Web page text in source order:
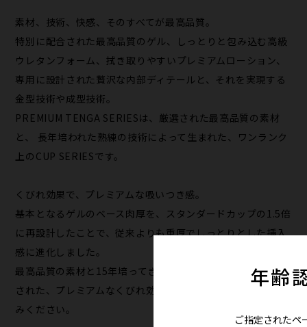
素材、技術、快感、そのすべてが最高品質。
特別に配合された最高品質のゲル、しっとりと包み込む高級
ウレタンフォーム、拭き取りやすいプレミアムローション、
専用に設計された贅沢な内部ディテールと、それを実現する
金型技術や成型技術。
PREMIUM TENGA SERIESは、厳選された最高品質の素材
と、 長年培われた熟練の技術によって生まれた、ワンランク
上のCUP SERIESです。
くびれ効果で、プレミアムな吸いつき感。
基本となるゲルのベース肉厚を、スタンダードカップの1.5倍
に再設計したことで、従来よりも重厚でしっとりとした挿入
感に進化しました。
最高品質の素材と15年培ってきた技術によってリニューアル
された、プレミアムなくびれ効果と吸いつき感をぜひお楽し
みください。
年齢
ご指定されたペ